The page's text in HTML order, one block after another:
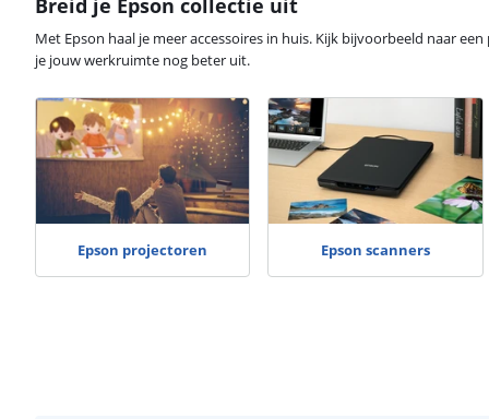
Met Epson haal je meer accessoires in huis. Kijk bijvoorbeeld naar
je jouw werkruimte nog beter uit.
Epson projectoren Epson scanners